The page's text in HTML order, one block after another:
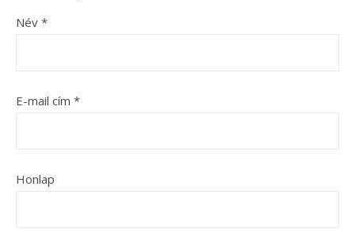
Név *
E-mail cím *
Honlap